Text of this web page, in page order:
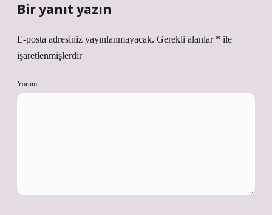
Bir yanıt yazın
E-posta adresiniz yayınlanmayacak. Gerekli alanlar * ile
işaretlenmişlerdir
Yorum